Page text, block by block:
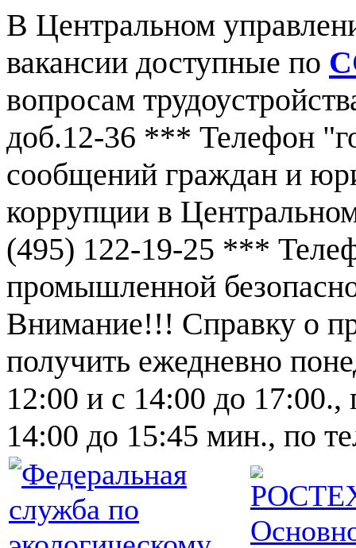
В Центральном
вакансии доступные по
вопросам
доб.12-36 *** Телефон
сообщений граждан и
коррупции в
(495) 122-19-25 ***
промышленной
Внимание!!! Справку о
получить ежедневно
12:00 и с 14:00 до 17:00.,
14:00 до 15:45 мин., по